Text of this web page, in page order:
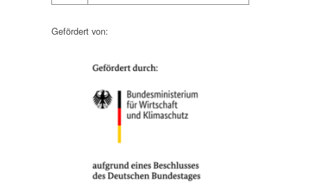
Gefördert von: